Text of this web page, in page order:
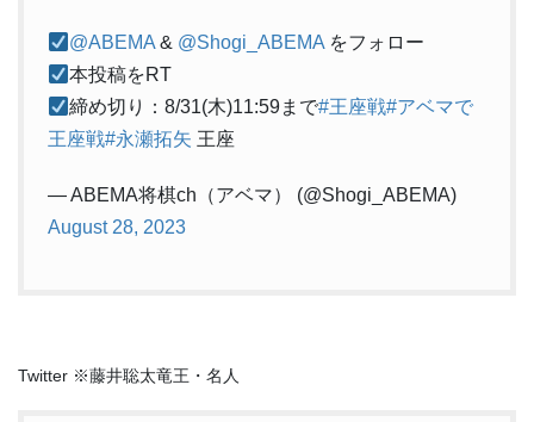
@ABEMA & @Shogi_ABEMA をフォロー
本投稿をRT
締め切り：8/31(木)11:59まで#王座戦#アベマで
王座戦#永瀬拓矢 王座
— ABEMA将棋ch（アベマ） (@Shogi_ABEMA)
August 28, 2023
Twitter ※藤井聡太竜王・名人